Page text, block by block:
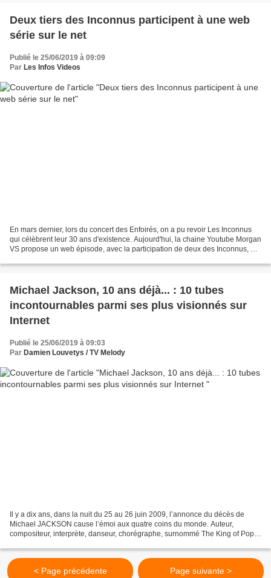
Deux tiers des Inconnus participent à une web
série sur le net
Publié le 25/06/2019 à 09:09
Par Les Infos Videos
En mars dernier, lors du concert des Enfoirés, on a pu revoir Les Inconnus
qui célèbrent leur 30 ans d'existence. Aujourd'hui, la chaine Youtube Morgan
VS propose un web épisode, avec la participation de deux des Inconnus, à
Michael Jackson, 10 ans déjà... : 10 tubes
incontournables parmi ses plus visionnés sur
Internet
Publié le 25/06/2019 à 09:03
Par Damien Louvetys / TV Melody
Il y a dix ans, dans la nuit du 25 au 26 juin 2009, l’annonce du décès de
Michael JACKSON cause l’émoi aux quatre coins du monde. Auteur,
compositeur, interprète, danseur, chorégraphe, surnommé The King of Pop, il
< Page précédente Page suivante >